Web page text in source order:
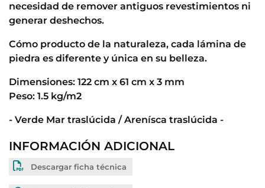
necesidad de remover antiguos revestimientos ni
generar deshechos.
Cómo producto de la naturaleza, cada lámina de
piedra es diferente y única en su belleza.
Dimensiones: 122 cm x 61 cm x 3 mm
Peso: 1.5 kg/m2
- Verde Mar traslúcida / Arenísca traslúcida -
INFORMACIÓN ADICIONAL
Descargar ficha técnica